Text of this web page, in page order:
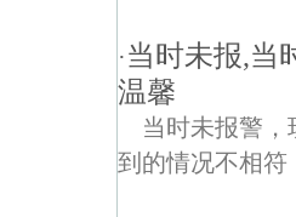
·当时未报,当
温馨
当时未报警
到的情况不相符